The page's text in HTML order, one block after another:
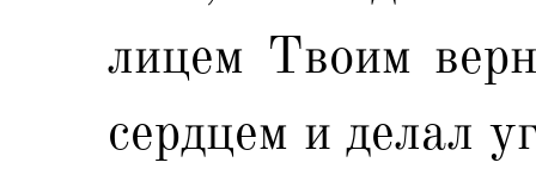
лицем Твоим
сердцем и делал